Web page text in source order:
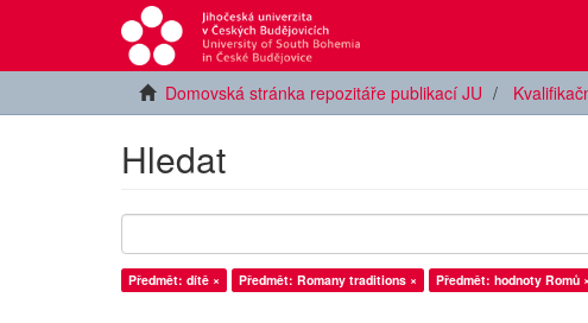
Domovská stránka repozitáře publikací JU
Hledat
Předmět: dítě × Předmět: Romany traditions × Předmět: hodnoty Romů ×